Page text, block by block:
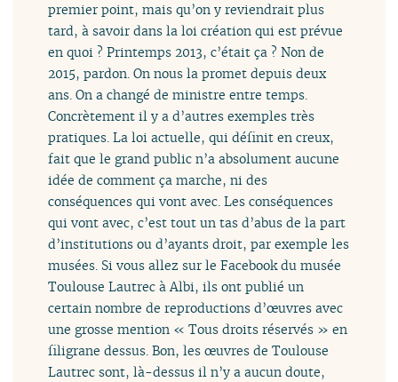
premier point, mais qu’on y reviendrait plus
tard, à savoir dans la loi création qui est prévue
en quoi ? Printemps 2013, c’était ça ? Non de
2015, pardon. On nous la promet depuis deux
ans. On a changé de ministre entre temps.
Concrètement il y a d’autres exemples très
pratiques. La loi actuelle, qui définit en creux,
fait que le grand public n’a absolument aucune
idée de comment ça marche, ni des
conséquences qui vont avec. Les conséquences
qui vont avec, c’est tout un tas d’abus de la part
d’institutions ou d’ayants droit, par exemple les
musées. Si vous allez sur le Facebook du musée
Toulouse Lautrec à Albi, ils ont publié un
certain nombre de reproductions d’œuvres avec
une grosse mention « Tous droits réservés » en
filigrane dessus. Bon, les œuvres de Toulouse
Lautrec sont, là-dessus il n’y a aucun doute,